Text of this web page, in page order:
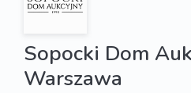
Sopocki Dom
Warszawa